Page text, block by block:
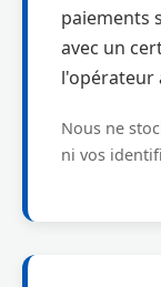
paiements
avec un
l'opérateur
Nous ne
ni vos